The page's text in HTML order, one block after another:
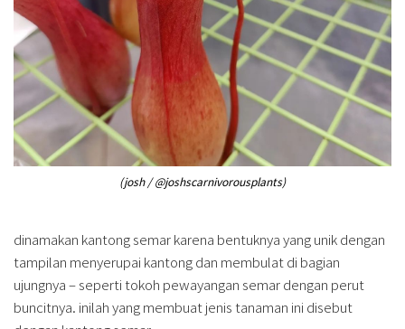
(josh / @joshscarnivorousplants)
dinamakan kantong semar karena bentuknya yang unik dengan
tampilan menyerupai kantong dan membulat di bagian
ujungnya – seperti tokoh pewayangan semar dengan perut
buncitnya. inilah yang membuat jenis tanaman ini disebut